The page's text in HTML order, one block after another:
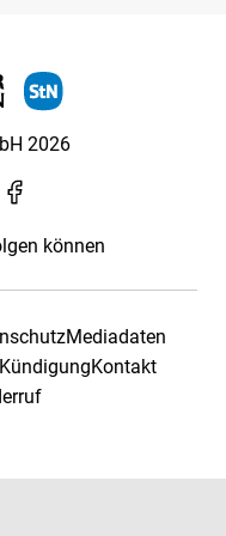
2026
können
Mediadaten
KündigungKontakt